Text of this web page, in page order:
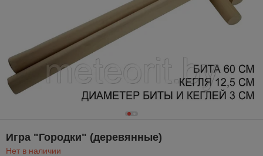
Игра "Городки" (деревянные)
Нет в наличии